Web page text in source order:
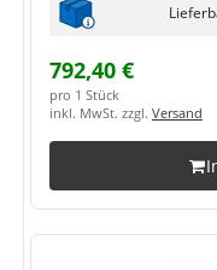
792,40 €
pro 1 Stück
inkl. MwSt. zzgl. Versand